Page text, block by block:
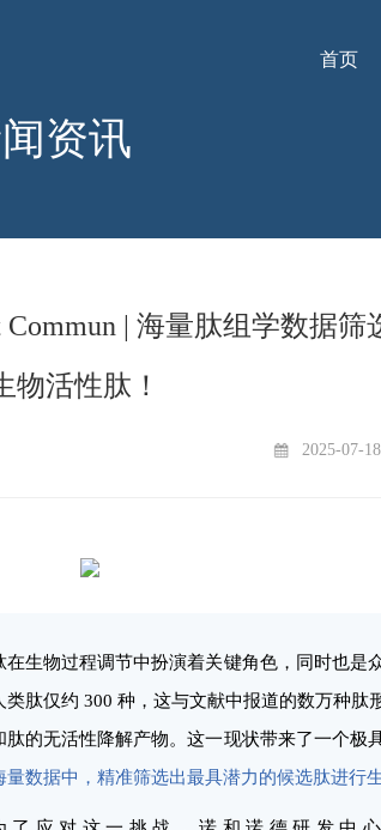
首页
资讯
Commun | 海量肽组学数据
物活性肽！
2025-07-18
在生物过程调节中扮演着关键角色，同时也是
类肽仅约 300 种，这与文献中报道的数万种
肽的无活性降解产物。这一现状带来了一个
量数据中，精准筛选出最具潜力的候选肽进行